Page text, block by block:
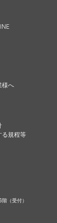
様へ
る規程等
（受付）